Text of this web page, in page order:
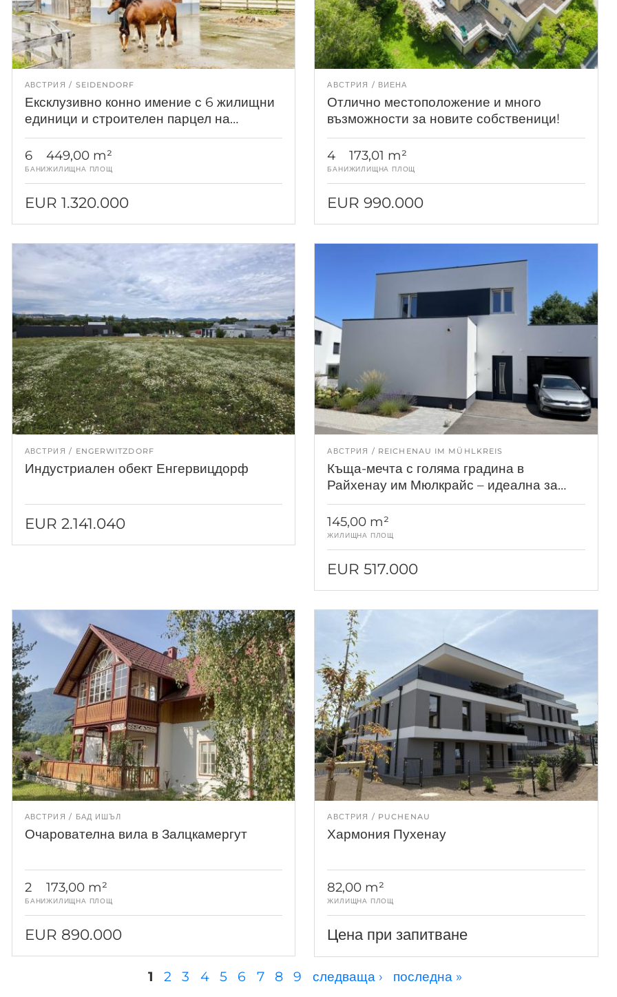
АВСТРИЯ SEIDENDORF
Ексклузивно конно имение с 6 жилищни
единици и строителен парцел на
фантастично място близо до езерото
Клопайн
6
БАНИ
449,00 m²
ЖИЛИЩНА ПЛОЩ
EUR 1.320.000
АВСТРИЯ ВИЕНА
Отлично местоположение и много
възможности за новите собственици!
4
БАНИ
173,01 m²
ЖИЛИЩНА ПЛОЩ
EUR 990.000
АВСТРИЯ ENGERWITZDORF
Индустриален обект Енгервицдорф
EUR 2.141.040
АВСТРИЯ REICHENAU IM MÜHLKREIS
Къща-мечта с голяма градина в
Райхенау им Мюлкрайс – идеална за
млади семейства
145,00 m²
ЖИЛИЩНА ПЛОЩ
EUR 517.000
АВСТРИЯ БАД ИШЪЛ
Очарователна вила в Залцкамергут
2
БАНИ
173,00 m²
ЖИЛИЩНА ПЛОЩ
EUR 890.000
АВСТРИЯ PUCHENAU
Хармония Пухенау
82,00 m²
ЖИЛИЩНА ПЛОЩ
Цена при запитване
1 2 3 4 5 6 7 8 9 следваща › последна »